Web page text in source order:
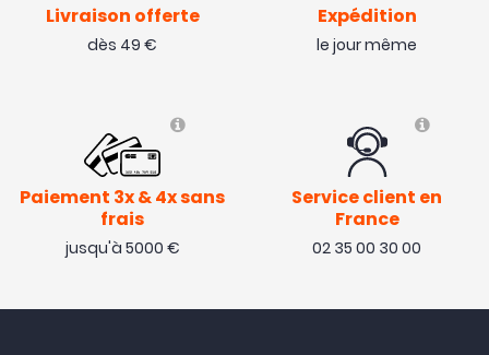
Livraison offerte
dès 49 €
Expédition
le jour même
Paiement 3x & 4x sans
frais
jusqu'à 5000 €
Service client en
France
02 35 00 30 00